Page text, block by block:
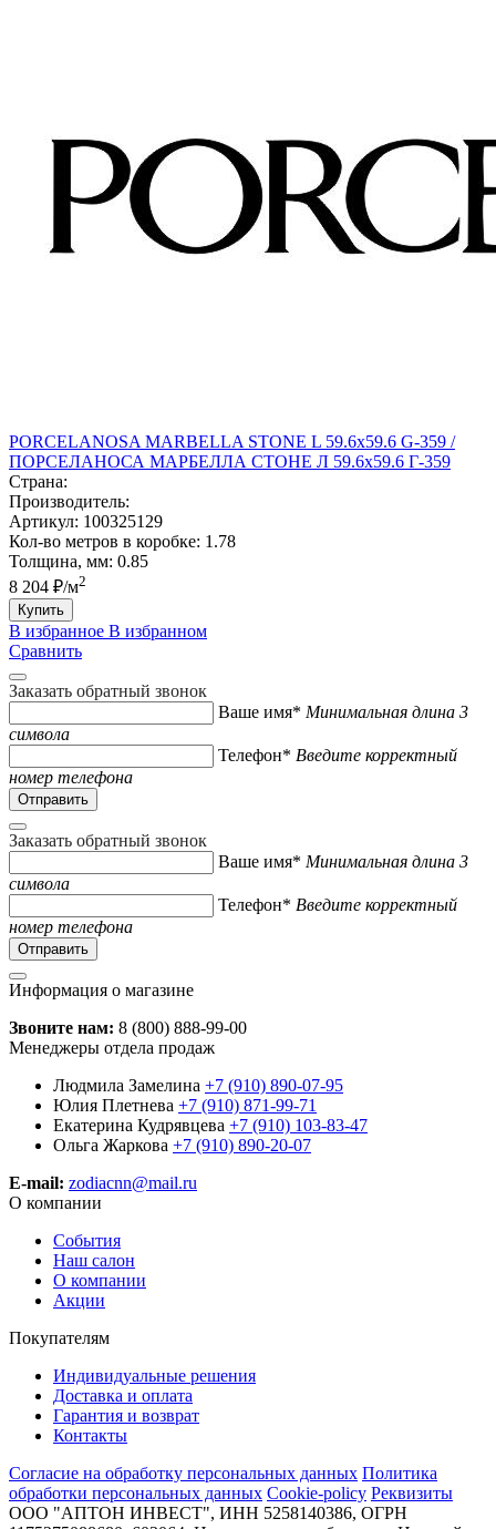
PORCELANOSA MARBELLA STONE L 59.6х59.6 G-359 /
ПОРCЕЛАНОСА МАРБЕЛЛА СТОНЕ Л 59.6х59.6 Г-359
Страна:
Производитель:
Артикул: 100325129
Кол-во метров в коробке: 1.78
Толщина, мм: 0.85
8 204 ₽/м2
Купить
В избранное В избранном
Сравнить
Заказать обратный звонок
Ваше имя* Минимальная длина 3
символа
Телефон* Введите корректный
номер телефона
Заказать обратный звонок
Ваше имя* Минимальная длина 3
символа
Телефон* Введите корректный
номер телефона
Информация о магазине
Звоните нам: 8 (800) 888-99-00
Менеджеры отдела продаж
Людмила Замелина +7 (910) 890-07-95
Юлия Плетнева +7 (910) 871-99-71
Екатерина Кудрявцева +7 (910) 103-83-47
Ольга Жаркова +7 (910) 890-20-07
E-mail: zodiacnn@mail.ru
О компании
События
Наш салон
О компании
Акции
Покупателям
Индивидуальные решения
Доставка и оплата
Гарантия и возврат
Контакты
Согласие на обработку персональных данных Политика
обработки персональных данных Cookie-policy Реквизиты
ООО "АПТОН ИНВЕСТ", ИНН 5258140386, ОГРН